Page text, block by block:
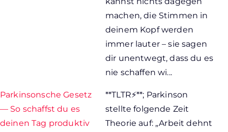
machen, die Stimmen in
deinem Kopf werden
immer lauter – sie sagen
dir unentwegt, dass du es
nie schaffen wi...
Parkinsonsche Gesetz
— So schaffst du es
deinen Tag produktiv
**TLTR⚡**; Parkinson
stellte folgende Zeit
Theorie auf: „Arbeit dehnt